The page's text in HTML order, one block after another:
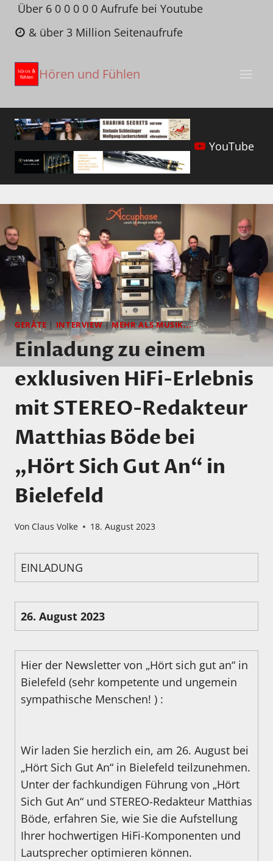
Zum
Inhalt
springen
Über 6 0 0 0 0 0 Aufrufe bei Youtube
& über 3 Million Seitenaufrufe
Hören und Fühlen
YouTube
GERÄTE | INTERVIEW|MEHR ALS MUSIK...
Einladung zu einem
exklusiven HiFi-Erlebnis
mit STEREO-Redakteur
Matthias Böde bei
„Hört Sich Gut An“ in
Bielefeld
Von Claus Volke 18. August 2023
EINLADUNG
26. August 2023
Hier der Newsletter von „Hört sich gut an“ in
Bielefeld (sehr kompetente und ungemein
sympathische Menschen! ) :
Wir laden Sie herzlich ein, am 26. August bei
„Hört Sich Gut An“ in Bielefeld teilzunehmen.
Unter der fachkundigen Führung von „Hört
Sich Gut An“ und STEREO-Redakteur Matthias
Böde, erfahren Sie, wie Sie die Aufstellung
Ihrer hochwertigen HiFi-Komponenten und
Lautsprecher optimieren können.